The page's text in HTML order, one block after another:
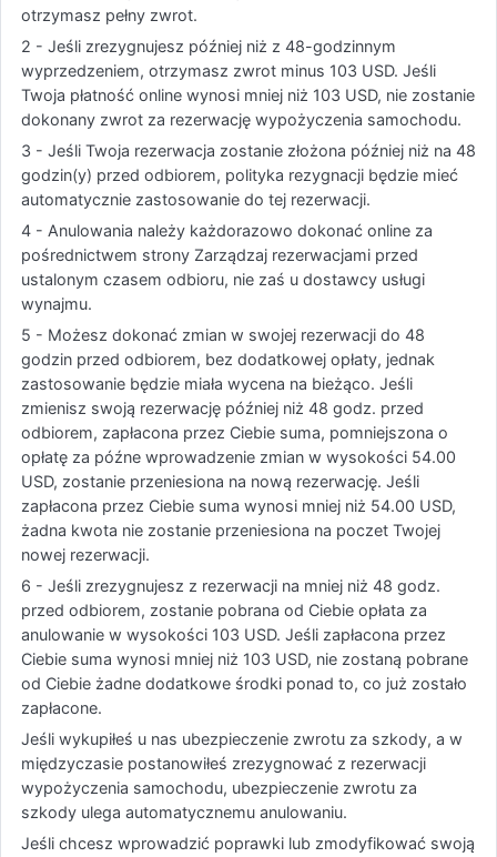
otrzymasz pełny zwrot.
2 - Jeśli zrezygnujesz później niż z 48-godzinnym
wyprzedzeniem, otrzymasz zwrot minus 103 USD. Jeśli
Twoja płatność online wynosi mniej niż 103 USD, nie zostanie
dokonany zwrot za rezerwację wypożyczenia samochodu.
3 - Jeśli Twoja rezerwacja zostanie złożona później niż na 48
godzin(y) przed odbiorem, polityka rezygnacji będzie mieć
automatycznie zastosowanie do tej rezerwacji.
4 - Anulowania należy każdorazowo dokonać online za
pośrednictwem strony Zarządzaj rezerwacjami przed
ustalonym czasem odbioru, nie zaś u dostawcy usługi
wynajmu.
5 - Możesz dokonać zmian w swojej rezerwacji do 48
godzin przed odbiorem, bez dodatkowej opłaty, jednak
zastosowanie będzie miała wycena na bieżąco. Jeśli
zmienisz swoją rezerwację później niż 48 godz. przed
odbiorem, zapłacona przez Ciebie suma, pomniejszona o
opłatę za późne wprowadzenie zmian w wysokości 54.00
USD, zostanie przeniesiona na nową rezerwację. Jeśli
zapłacona przez Ciebie suma wynosi mniej niż 54.00 USD,
żadna kwota nie zostanie przeniesiona na poczet Twojej
nowej rezerwacji.
6 - Jeśli zrezygnujesz z rezerwacji na mniej niż 48 godz.
przed odbiorem, zostanie pobrana od Ciebie opłata za
anulowanie w wysokości 103 USD. Jeśli zapłacona przez
Ciebie suma wynosi mniej niż 103 USD, nie zostaną pobrane
od Ciebie żadne dodatkowe środki ponad to, co już zostało
zapłacone.
Jeśli wykupiłeś u nas ubezpieczenie zwrotu za szkody, a w
międzyczasie postanowiłeś zrezygnować z rezerwacji
wypożyczenia samochodu, ubezpieczenie zwrotu za
szkody ulega automatycznemu anulowaniu.
Jeśli chcesz wprowadzić poprawki lub zmodyfikować swoją